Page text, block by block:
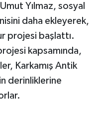
Yılmaz, sosyal
daha ekleyerek,
projesi başlattı.
kapsamında,
Karkamış Antik
derinliklerine